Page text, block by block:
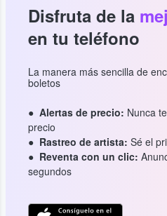
Disfruta de la
en tu teléfono
La manera más sencilla de
boletos
Alertas de precio: Nunca
precio
Rastreo de artista: Sé el
Reventa con un clic:
segundos